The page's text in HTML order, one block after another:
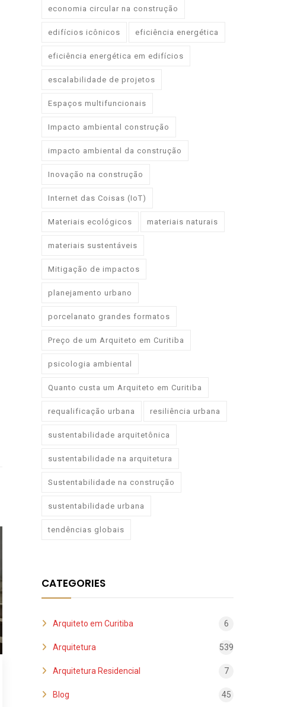
economia circular na construção
edifícios icônicos eficiência energética
eficiência energética em edifícios
escalabilidade de projetos
Espaços multifuncionais
Impacto ambiental construção
impacto ambiental da construção
Inovação na construção
Internet das Coisas (IoT)
Materiais ecológicos materiais naturais
materiais sustentáveis
Mitigação de impactos
planejamento urbano
porcelanato grandes formatos
Preço de um Arquiteto em Curitiba
psicologia ambiental
Quanto custa um Arquiteto em Curitiba
requalificação urbana resiliência urbana
sustentabilidade arquitetônica
sustentabilidade na arquitetura
Sustentabilidade na construção
sustentabilidade urbana
tendências globais
CATEGORIES
Arquiteto em Curitiba 6
Arquitetura 539
Arquitetura Residencial 7
Blog 45